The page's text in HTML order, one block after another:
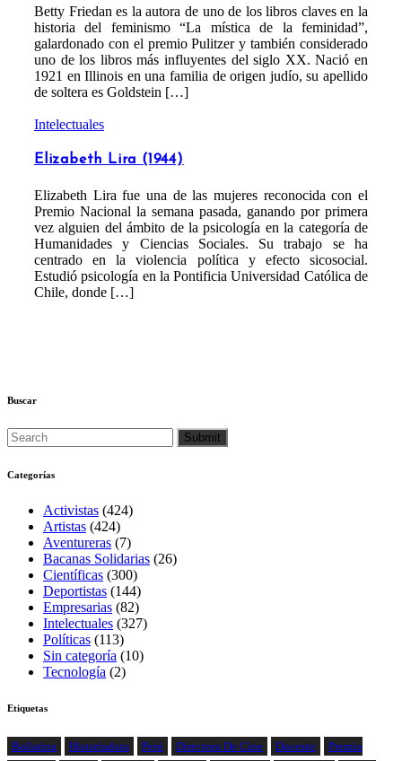
Betty Friedan es la autora de uno de los libros claves en la
historia del feminismo “La mística de la feminidad”,
galardonado con el premio Pulitzer y también considerado
uno de los libros más influyentes del siglo XX. Nació en
1921 en Illinois en una familia de origen judío, su apellido
de soltera es Goldstein […]
Intelectuales
Elizabeth Lira (1944)
Elizabeth Lira fue una de las mujeres reconocida con el
Premio Nacional la semana pasada, ganando por primera
vez alguien del ámbito de la psicología en la categoría de
Humanidades y Ciencias Sociales. Su trabajo se ha
centrado en la violencia política y efecto sicosocial.
Estudió psicología en la Pontificia Universidad Católica de
Chile, donde […]
Buscar
Categorías
Activistas (424)
Artistas (424)
Aventureras (7)
Bacanas Solidarias (26)
Científicas (300)
Deportistas (144)
Empresarias (82)
Intelectuales (327)
Políticas (113)
Sin categoría (10)
Tecnología (2)
Etiquetas
Bailarina Historiadora Perú Directora De Cine Docente Premio